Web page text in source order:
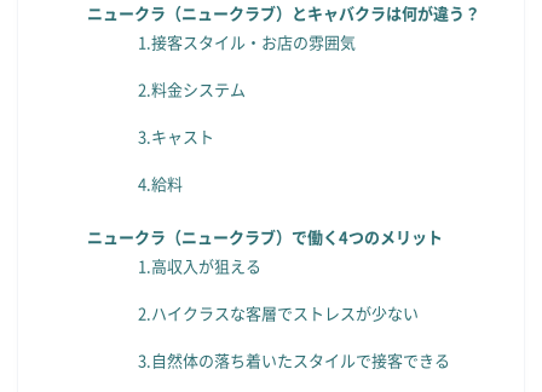
ニュークラ（ニュークラブ）とキャバクラは何が違う？
1.接客スタイル・お店の雰囲気
2.料金システム
3.キャスト
4.給料
ニュークラ（ニュークラブ）で働く4つのメリット
1.高収入が狙える
2.ハイクラスな客層でストレスが少ない
3.自然体の落ち着いたスタイルで接客できる